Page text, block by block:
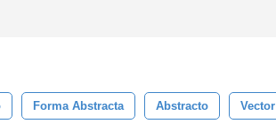
Forma Abstracta Abstracto Vector